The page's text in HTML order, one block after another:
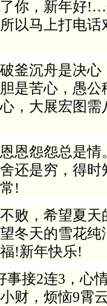
，新年好!…
以马上打电
沉舟是决心
是苦心，愚
，大展宏图
怨怨总是情
还是穷，得
!
，希望夏天
冬天的雪花
!新年快乐!
接2连3，心情
财，烦恼9霄